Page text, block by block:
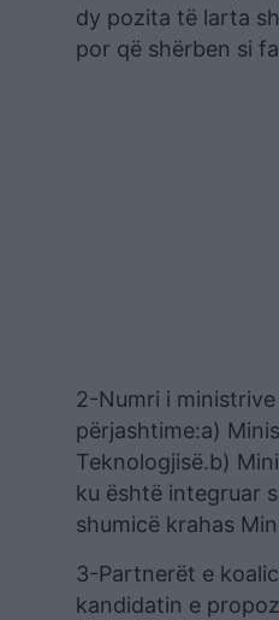
dy pozita të larta
por që shërben si
2-Numri i
përjashtime:a)
Teknologjisë.b)
ku është integruar
shumicë krahas
3-Partnerët e
kandidatin e